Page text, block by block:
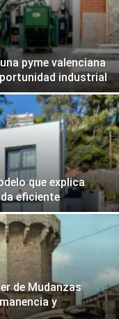
pyme valenciana
industrial
que explica
eficiente
de Mudanzas
y